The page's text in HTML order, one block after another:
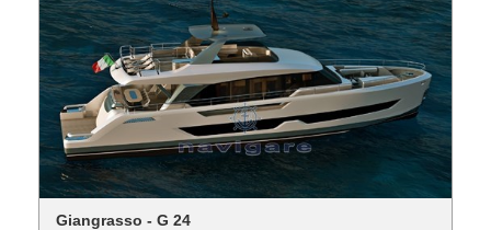
Giangrasso - G 24